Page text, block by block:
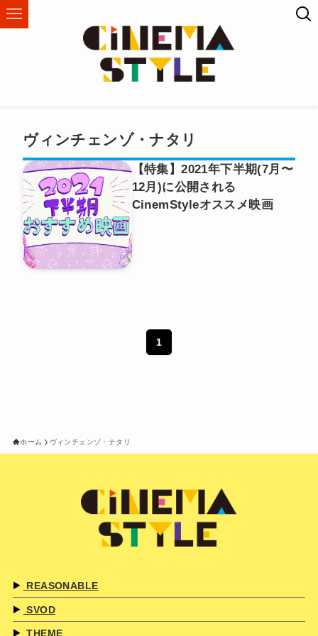
ヴィンチェンゾ・ナタリ
【特集】2021年下半期(7月〜
12月)に公開される
CinemStyleオススメ映画
1
ホーム ヴィンチェンゾ・ナタリ
REASONABLE
SVOD
THEME